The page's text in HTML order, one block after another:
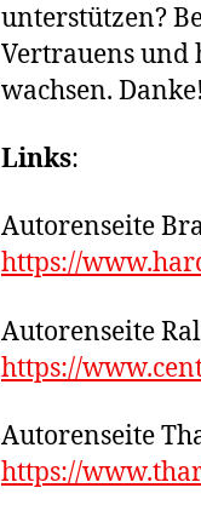
unterstützen?
Vertrauens
wachsen. Danke!
Links:
Autorenseite
https://
Autorenseite
https://
Autorenseite
https://